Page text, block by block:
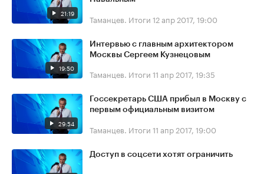
21:19 Таманцев. Итоги 12 апр 2017, 19:00
19:50
Интервью с главным архитектором
Москвы Сергеем Кузнецовым
Таманцев. Итоги 11 апр 2017, 19:35
29:54
Госсекретарь США прибыл в Москву с
первым официальным визитом
Таманцев. Итоги 11 апр 2017, 19:00
Доступ в соцсети хотят ограничить